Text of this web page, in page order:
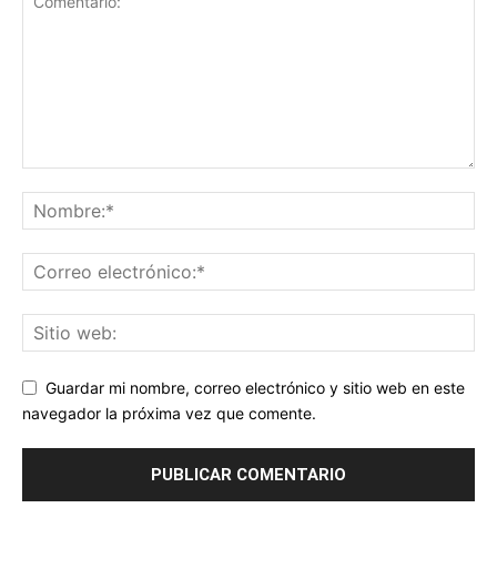
Guardar mi nombre, correo electrónico y sitio web en este
navegador la próxima vez que comente.